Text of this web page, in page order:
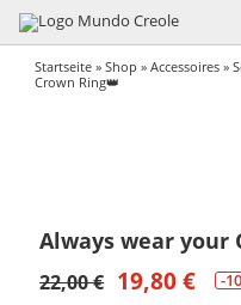
Startseite »Shop »Accessoires »
Crown Ring👑
Always wear your
22,00€ 19,80€ -